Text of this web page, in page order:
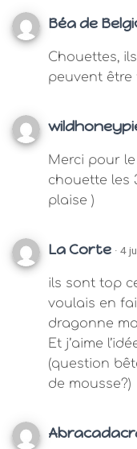
Béa de
Chouettes,
peuvent être
Merci pour
chouette les
plaise )
La Corte · 4
ils sont top
voulais en
dragonne
Et j’aime
(question
de mousse?)